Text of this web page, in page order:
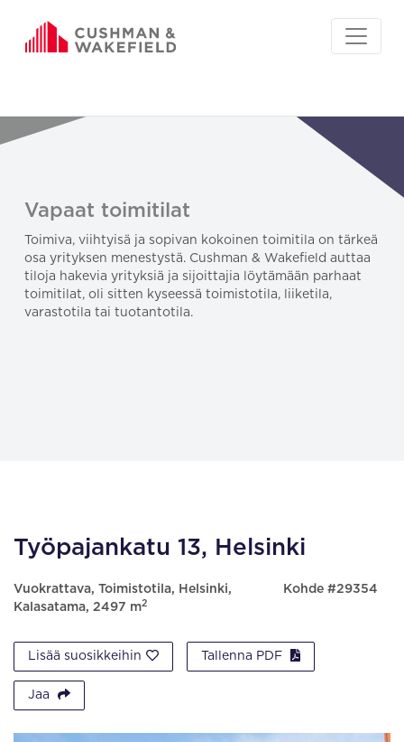
Vapaat toimitilat
Toimiva, viihtyisä ja sopivan kokoinen toimitila on tärkeä
osa yrityksen menestystä. Cushman & Wakefield auttaa
tiloja hakevia yrityksiä ja sijoittajia löytämään parhaat
toimitilat, oli sitten kyseessä toimistotila, liiketila,
varastotila tai tuotantotila.
Työpajankatu 13, Helsinki
Vuokrattava, Toimistotila, Helsinki,
Kalasatama, 2497 m2
Kohde #29354
Lisää suosikkeihin Tallenna PDF
Jaa